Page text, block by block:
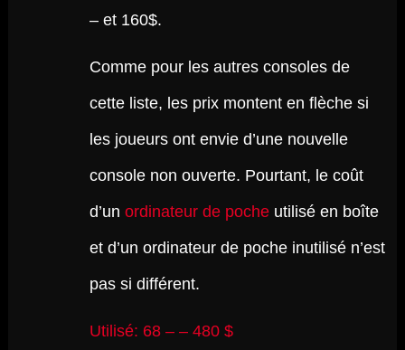
– et 160$.
Comme pour les autres consoles de
cette liste, les prix montent en flèche si
les joueurs ont envie d’une nouvelle
console non ouverte. Pourtant, le coût
d’un ordinateur de pocheutilisé en boîte
et d’un ordinateur de poche inutilisé n’est
pas si différent.
Utilisé: 68 – – 480 $